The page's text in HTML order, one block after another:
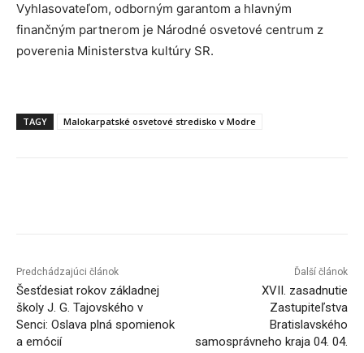
Vyhlasovateľom, odborným garantom a hlavným
finančným partnerom je Národné osvetové centrum z
poverenia Ministerstva kultúry SR.
TAGY Malokarpatské osvetové stredisko v Modre
Predchádzajúci článok
Šesťdesiat rokov základnej
školy J. G. Tajovského v
Senci: Oslava plná spomienok
a emócií
Ďalší článok
XVII. zasadnutie
Zastupiteľstva
Bratislavského
samosprávneho kraja 04. 04.